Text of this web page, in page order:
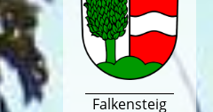
Falkensteig